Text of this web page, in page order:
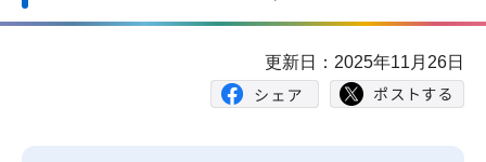
か
更新日：2025年11月26日